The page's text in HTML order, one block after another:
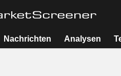
Nachrichten Analysen